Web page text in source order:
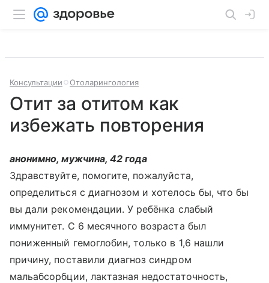
Консультации Отоларингология
Отит за отитом как
избежать повторения
анонимно, мужчина, 42 года
Здравствуйте, помогите, пожалуйста,
определиться с диагнозом и хотелось бы, что бы
вы дали рекомендации. У ребёнка слабый
иммунитет. С 6 месячного возраста был
пониженный гемоглобин, только в 1,6 нашли
причину, поставили диагноз синдром
мальабсорбции, лактазная недостаточность,